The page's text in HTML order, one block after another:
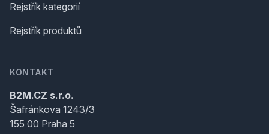
Rejstřík kategorií
Rejstřík produktů
KONTAKT
B2M.CZ s.r.o.
Šafránkova 1243/3
155 00 Praha 5